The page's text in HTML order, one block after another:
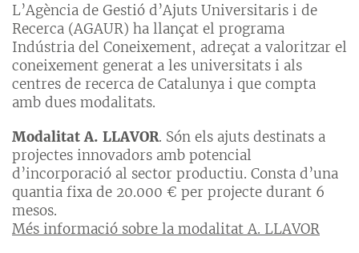
L’Agència de Gestió d’Ajuts Universitaris i de
Recerca (AGAUR) ha llançat el programa
Indústria del Coneixement, adreçat a valoritzar el
coneixement generat a les universitats i als
centres de recerca de Catalunya i que compta
amb dues modalitats.
Modalitat A. LLAVOR. Són els ajuts destinats a
projectes innovadors amb potencial
d’incorporació al sector productiu. Consta d’una
quantia fixa de 20.000 € per projecte durant 6
mesos.
Més informació sobre la modalitat A. LLAVOR